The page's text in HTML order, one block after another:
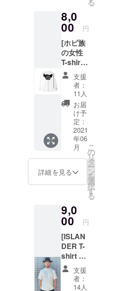
ゴール
ド or シ
ルバー
※ピアス
とネッ
クレス
で同じ
カラー
になり
ます。
※チェー
ンはス
テンレ
ス素
材、約
38cm、
アジャ
スター
シーグ
ラスの
色 : ホ
ワイト
系 or ブ
ルー系
※ピアス
とネッ
クレス
着丈68,
身幅52,
肩幅46,
袖丈22
*L:着丈
72,身幅
55,肩幅
50,袖丈
22 *XL:
着丈75,
身幅60,
肩幅55,
袖丈23
宿泊希
望日
メール
にて半
年前か
らご相
談可能
です。
(追って
こちら
から
メール
アドレ
スをお
知らせ
致しま
15:00〜
,Check
11:00. *
連泊希
望の方
はリ
ターン
カ
リー、
珈琲付
き *有効
期限:リ
ターン
開始か
ら3年
間。 *1
名様分
のお値
段で
す。 *1
組4名様
まで。
寝袋&毛
布有
宿泊希
望日
メール
にて半
年前か
らご相
談可能
です。
る
8,0
00 円
[ホピ族
の女性
T-shirt]
喫茶イ
ンディ
ゴのシ
ンボル
であ
る、ネ
イティ
ブイン
ディア
ン•ホピ
族の紋
章。今
仲間達
と開催
した”太
陽と星
空の集
い”のイ
ベント
にて、
広島市
支援
者：
11人
お届
け予
定：
2021
年06
月
詳細を見る
こ
の
リ
タ
ー
ン
を
選
択
す
る
9,0
00 円
[ISLAN
DER T-
shirt by
Armi
Tokyo x
Wss]
支援
者：
14人